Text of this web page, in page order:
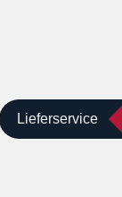
Lieferservice